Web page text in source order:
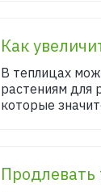
Как
В теплицах
растениям для
которые
Продлевать